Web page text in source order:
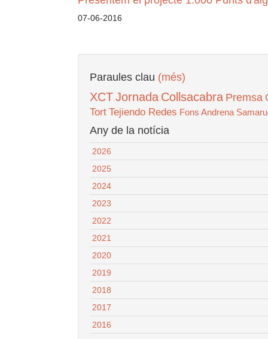
07-06-2016
Paraules clau (més)
XCTJornada Collsacabra Premsa
Tort Tejiendo Redes Fons Andrena
Any de la notícia
2026
2025
2024
2023
2022
2021
2020
2019
2018
2017
2016